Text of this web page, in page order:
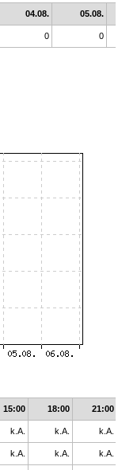
04.08. 05.08.
0 0
15:00 18:00 21:00
k.A. k.A. k.A.
k.A. k.A. k.A.